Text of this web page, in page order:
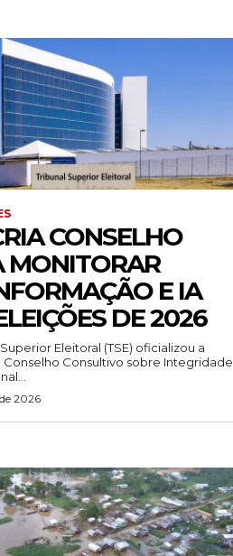
CONSELHO
MONITORAR
E IA
DE 2026
Eleitoral (TSE) oficializou a
Consultivo sobre Integridade
2026